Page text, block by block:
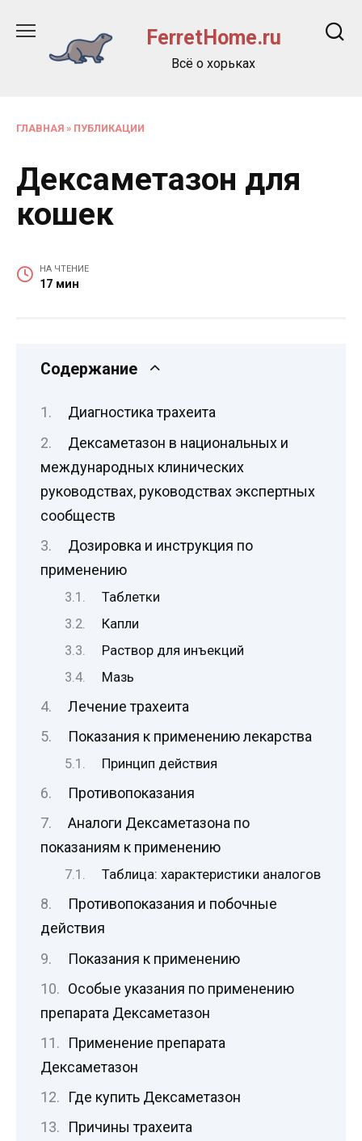
содержанию
FerretHome.ru
Всё о хорьках
ГЛАВНАЯ » ПУБЛИКАЦИИ
Дексаметазон для
кошек
НА ЧТЕНИЕ
17 мин
Содержание
Диагностика трахеита
Дексаметазон в национальных и
международных клинических
руководствах, руководствах экспертных
сообществ
Дозировка и инструкция по
применению
Таблетки
Капли
Раствор для инъекций
Мазь
Лечение трахеита
Показания к применению лекарства
Принцип действия
Противопоказания
Аналоги Дексаметазона по
показаниям к применению
Таблица: характеристики аналогов
Противопоказания и побочные
действия
Показания к применению
Особые указания по применению
препарата Дексаметазон
Применение препарата
Дексаметазон
Где купить Дексаметазон
Причины трахеита